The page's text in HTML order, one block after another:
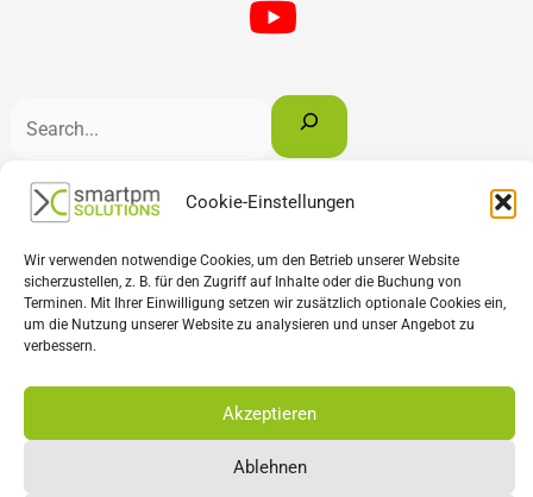
Cookie-Einstellungen
Wir verwenden notwendige Cookies, um den Betrieb unserer Website
sicherzustellen, z. B. für den Zugriff auf Inhalte oder die Buchung von
Terminen. Mit Ihrer Einwilligung setzen wir zusätzlich optionale Cookies ein,
um die Nutzung unserer Website zu analysieren und unser Angebot zu
verbessern.
Akzeptieren
Ablehnen